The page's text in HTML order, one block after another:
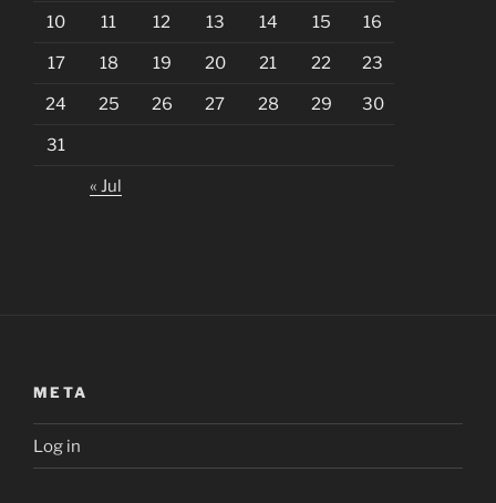
10 11 12 13 14 15 16
17 18 19 20 21 22 23
24 25 26 27 28 29 30
31
« Jul
META
Log in